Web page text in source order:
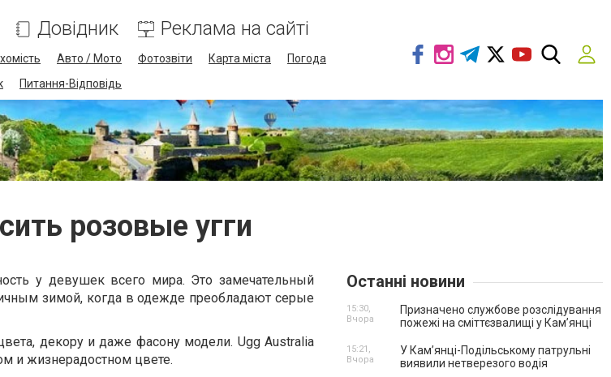
Довідник Реклама на сайті
Авто / Мото Фотозвіти Карта міста
Погода
Питання-Відповідь
розовые угги
у девушек всего мира. Это замечательный
зимой, когда в одежде преобладают серые
декору и даже фасону модели. Ugg Australia
и жизнерадостном цвете.
Останні новини
Призначено службове розслідування
пожежі на сміттєзвалищі у Кам’янці
15:30,
Вчора
У Кам’янці-Подільському патрульні
виявили нетверезого водія
15:21,
Вчора